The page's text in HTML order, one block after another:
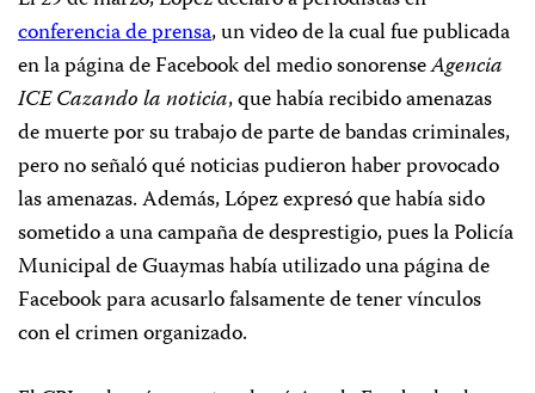
conferencia de prensa, un video de la cual fue publicada
en la página de Facebook del medio sonorenseAgencia
ICE Cazando la noticia, que había recibido amenazas
de muerte por su trabajo de parte de bandas criminales,
pero no señaló qué noticias pudieron haber provocado
las amenazas. Además, López expresó que había sido
sometido a una campaña de desprestigio, pues la Policía
Municipal de Guaymas había utilizado una página de
Facebook para acusarlo falsamente de tener vínculos
con el crimen organizado.